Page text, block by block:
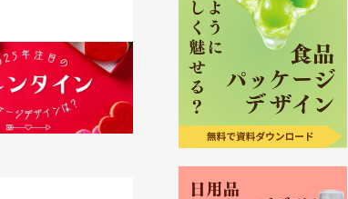
バレンタインパッケー
/ ノウハウ